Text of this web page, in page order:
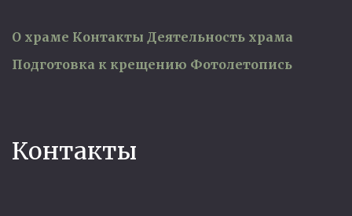
О храме Контакты Деятельность храма
Подготовка к крещению Фотолетопись
Контакты